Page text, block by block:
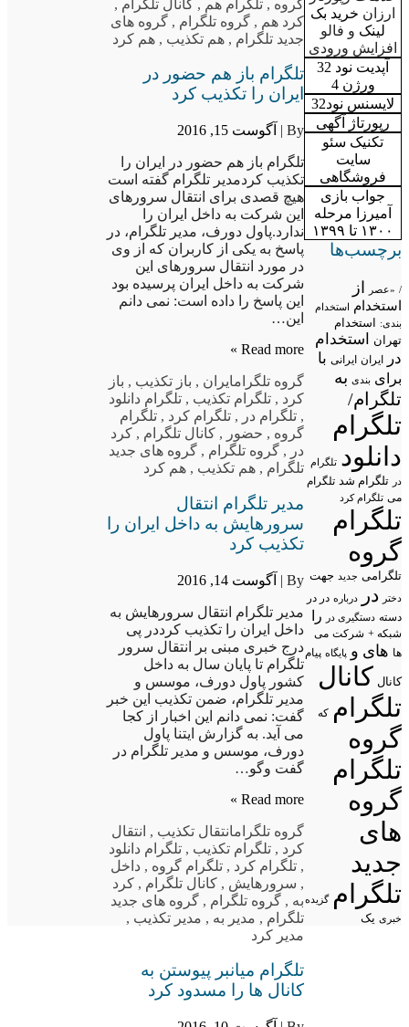
ارزان خرید بک
لینک و فالو
افزایش ورودی
آپدیت نود 32
ورژن 4
لایسنس نود32
رپورتاژ آگهی
تکنیک سئو
سایت
فروشگاهی
جواب بازی
آمیرزا مرحله
۱۳۰۰ تا ۱۳۹۹
گروه , تلگرام هم , کانال تلگرام ,
کرد هم , گروه تلگرام , گروه های
جدید تلگرام , هم تکذیب , هم کرد
تلگرام باز هم حضور در
ایران را تکذیب کرد
By | آگوست 15, 2016
تلگرام باز هم حضور در ایران را
تکذیب کردمدیر تلگرام گفته است
هیچ قصدی برای انتقال سرورهای
این شرکت به داخل ایران را
ندارد.پاول دورف، مدیر تلگرام، در
پاسخ به یکی از کاربران که از وی
در مورد انتقال سرورهای این
شرکت به داخل ایران پرسیده بود
این پاسخ را داده است: نمی دانم
این…
Read more »
گروه تلگرامایران , باز تکذیب , باز
کرد , تلگرام تکذیب , تلگرام دانلود
, تلگرام در , تلگرام کرد , تلگرام
گروه , حضور , کانال تلگرام , کرد
در , گروه تلگرام , گروه های جدید
تلگرام , هم تکذیب , هم کرد
مدیر تلگرام انتقال
سرورهایش به داخل ایران را
تکذیب کرد
By | آگوست 14, 2016
مدیر تلگرام انتقال سرورهایش به
داخل ایران را تکذیب کرددر پی
درج خبری مبنی بر انتقال سرور
تلگرام تا پایان سال به داخل
کشور پاول دورف، موسس و
مدیر تلگرام، ضمن تکذیب این خبر
گفت: نمی دانم این اخبار از کجا
می آید. به گزارش ایتنا پاول
دورف، موسس و مدیر تلگرام در
گفت وگو…
Read more »
گروه تلگرامانتقال تکذیب , انتقال
کرد , تلگرام تکذیب , تلگرام دانلود
, تلگرام کرد , تلگرام گروه , داخل
, سرورهایش , کانال تلگرام , کرد
به , گروه تلگرام , گروه های جدید
تلگرام , مدیر به , مدیر تکذیب ,
مدیر کرد
تلگرام میانبر پیوستن به
کانال ها را مسدود کرد
برچسب‌ها
/ «عصر از
استخدام استخدام
بندی: استخدام
تهران
استخدام
در
ایران ایرانی با
برای بندی به
تلگرام/
تلگرام
دانلود تلگرام
در تلگرام شد تلگرام
می تلگرام کرد
تلگرام
گروه
تلگرامی جدید جهت
دختر در درباره در در
دسته دستگیری در را
شبکه + شرکت می
ها های و پایگاه پیام
کانال کانال
تلگرام که
گروه
تلگرام
گروه
های
جدید
تلگرام گزیده
خبری یک